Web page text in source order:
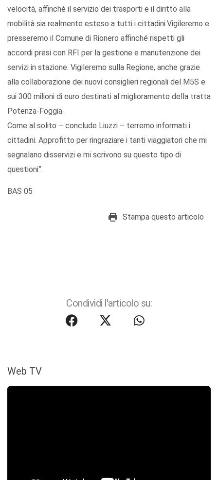
velocità, affinché il servizio dei trasporti e il diritto alla
mobilità sia realmente esteso a tutti i cittadini.Vigileremo e
presseremo il Comune di Rionero affinché rispetti gli
accordi presi con RFI per la gestione e manutenzione dei
servizi in stazione. Vigileremo sulla Regione, anche grazie
alla collaborazione dei nuovi consiglieri regionali del M5S e
sui 300 milioni di euro destinati al miglioramento della tratta
Potenza-Foggia.
Come al solito – conclude Liuzzi – terremo informati i
cittadini. Approfitto per ringraziare i tanti viaggiatori che mi
segnalano disservizi e mi scrivono su questo tipo di
questioni”.
BAS 05
Stampa questo articolo
Condividi l'articolo su:
Web TV